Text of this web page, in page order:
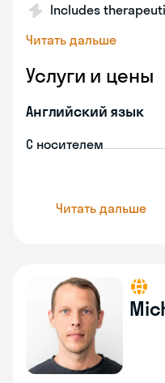
Includes
Читать дальше
Услуги и цены
Английский язык
С носителем
Читать дальше